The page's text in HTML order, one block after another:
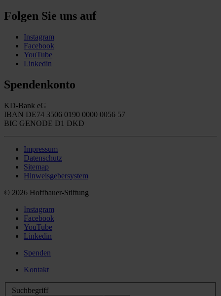
Folgen Sie uns auf
Instagram
Facebook
YouTube
Linkedin
Spendenkonto
KD-Bank eG
IBAN DE74 3506 0190 0000 0056 57
BIC GENODE D1 DKD
Impressum
Datenschutz
Sitemap
Hinweisgebersystem
© 2026 Hoffbauer-Stiftung
Instagram
Facebook
YouTube
Linkedin
Spenden
Kontakt
Suchbegriff